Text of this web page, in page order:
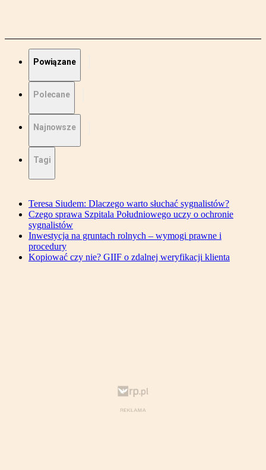
Powiązane
Polecane
Najnowsze
Tagi
Teresa Siudem: Dlaczego warto słuchać sygnalistów?
Czego sprawa Szpitala Południowego uczy o ochronie
sygnalistów
Inwestycja na gruntach rolnych – wymogi prawne i
procedury
Kopiować czy nie? GIIF o zdalnej weryfikacji klienta